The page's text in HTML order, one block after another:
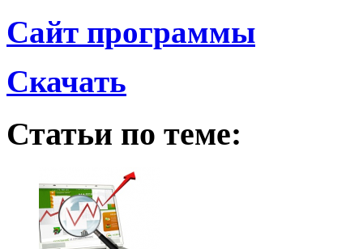
Сайт программы
Скачать
Статьи по теме: